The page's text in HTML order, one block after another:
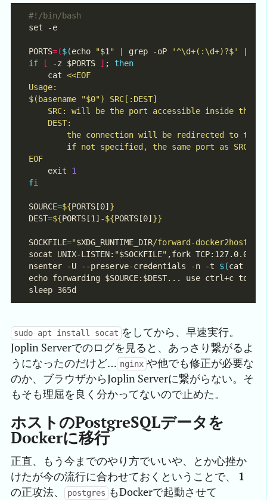
PORTS=($(echo "$1" | grep -oP '^\d+(:\d+)?$'
if
[ -z $PORTS ] ; then
    cat
EOF
    exit
1
fi
SOURCE=${PORTS[0] }
DEST=${PORTS[1]-${PORTS[0] }}
SOCKFILE="$XDG_RUNTIME_DIR/forward-docker2host-
socat UNIX-LISTEN: "$SOCKFILE"
nsenter -U --preserve-credentials -n -t $(cat
sudo apt install socat をしてから、早速実行。
Joplin Serverでのログを見ると、あっさり繋がるよ
うになったのだけど… nginx や他でも修正が必要な
のか、ブラウザからJoplin Serverに繋がらない。そ
もそも理屈を良く分かってないので止めた。
ホストのPostgreSQLデータを
Dockerに移行
正直、もう今までのやり方でいいや、とか心挫か
けたが今の流行に合わせておくということで、 1
の正攻法、
postgres もDockerで起動させて